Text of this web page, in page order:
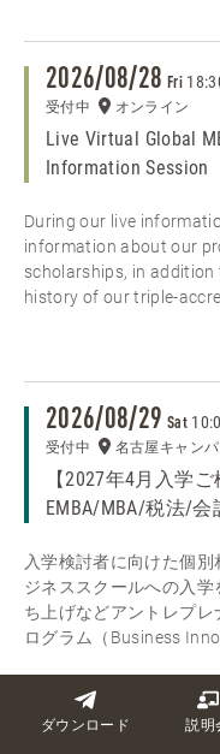
ダウンロード 説明
2026/08/28 Fri
受付中 オンライン
Live Virtual Global
Information Session
During our live
information about our
scholarships, in
history of our triple-
2026/08/29 Sat
受付中 名古屋キャン
【2027年4月入学
EMBA/MBA/税法/
入学検討者に向けた個
ジネススクールへの入
ち上げなどアントレプ
ログラム（Business